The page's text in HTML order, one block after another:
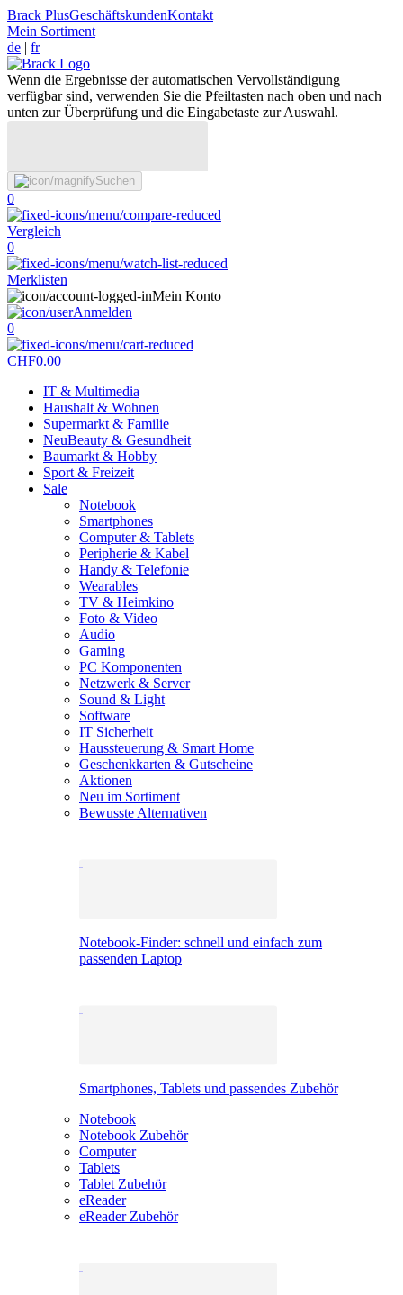
Brack PlusGeschäftskundenKontakt
Mein Sortiment
de | fr
Wenn die Ergebnisse der automatischen Vervollständigung
verfügbar sind, verwenden Sie die Pfeiltasten nach oben und nach
unten zur Überprüfung und die Eingabetaste zur Auswahl.
Suchen
0
Vergleich
0
Merklisten
Mein Konto
Anmelden
0
CHF0.00
IT & Multimedia
Haushalt & Wohnen
Supermarkt & Familie
NeuBeauty & Gesundheit
Baumarkt & Hobby
Sport & Freizeit
Sale
Notebook
Smartphones
Computer & Tablets
Peripherie & Kabel
Handy & Telefonie
Wearables
TV & Heimkino
Foto & Video
Audio
Gaming
PC Komponenten
Netzwerk & Server
Sound & Light
Software
IT Sicherheit
Haussteuerung & Smart Home
Geschenkkarten & Gutscheine
Aktionen
Neu im Sortiment
Bewusste Alternativen
Notebook-Finder: schnell und einfach zum
passenden Laptop
Smartphones, Tablets und passendes Zubehör
Notebook
Notebook Zubehör
Computer
Tablets
Tablet Zubehör
eReader
eReader Zubehör